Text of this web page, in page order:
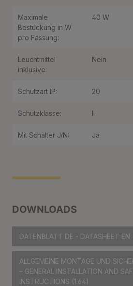
DOWNLOADS
DATENBLATT DE - DATASHEET EN
ALLGEMEINE MONTAGE UND
– GENERAL INSTALLATION AND
INSTRUCTIONS (1.64)
Maximale
Bestückung in W
pro Fassung:
40 W
Leuchtmittel
inklusive:
Nein
Schutzart IP: 20
Schutzklasse: II
Mit Schalter J/N: Ja